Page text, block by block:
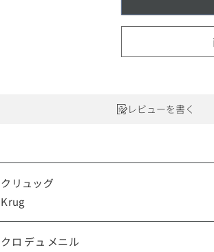
ペトリュス
その他国
レビューを書く
クリュッグ
Krug
クロ デュ メニル